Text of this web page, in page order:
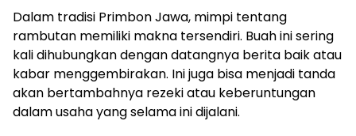
Dalam tradisi Primbon Jawa, mimpi tentang
rambutan memiliki makna tersendiri. Buah ini sering
kali dihubungkan dengan datangnya berita baik atau
kabar menggembirakan. Ini juga bisa menjadi tanda
akan bertambahnya rezeki atau keberuntungan
dalam usaha yang selama ini dijalani.